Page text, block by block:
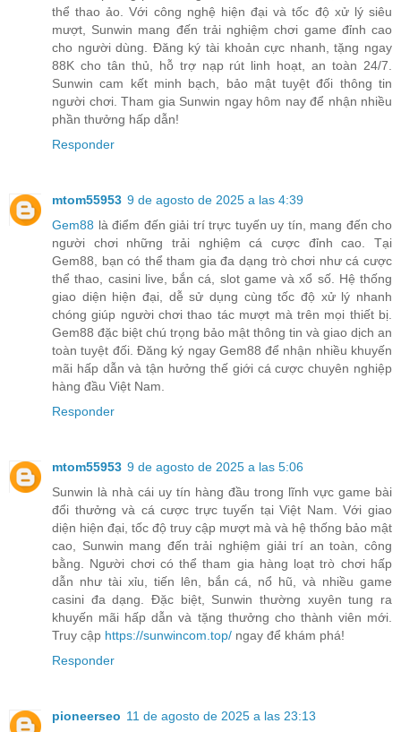
thể thao ảo. Với công nghệ hiện đại và tốc độ xử lý siêu
mượt, Sunwin mang đến trải nghiệm chơi game đỉnh cao
cho người dùng. Đăng ký tài khoản cực nhanh, tặng ngay
88K cho tân thủ, hỗ trợ nạp rút linh hoạt, an toàn 24/7.
Sunwin cam kết minh bạch, bảo mật tuyệt đối thông tin
người chơi. Tham gia Sunwin ngay hôm nay để nhận nhiều
phần thưởng hấp dẫn!
Responder
mtom55953 9 de agosto de 2025 a las 4:39
Gem88 là điểm đến giải trí trực tuyến uy tín, mang đến cho
người chơi những trải nghiệm cá cược đỉnh cao. Tại
Gem88, bạn có thể tham gia đa dạng trò chơi như cá cược
thể thao, casini live, bắn cá, slot game và xổ số. Hệ thống
giao diện hiện đại, dễ sử dụng cùng tốc độ xử lý nhanh
chóng giúp người chơi thao tác mượt mà trên mọi thiết bị.
Gem88 đặc biệt chú trọng bảo mật thông tin và giao dịch an
toàn tuyệt đối. Đăng ký ngay Gem88 để nhận nhiều khuyến
mãi hấp dẫn và tận hưởng thế giới cá cược chuyên nghiệp
hàng đầu Việt Nam.
Responder
mtom55953 9 de agosto de 2025 a las 5:06
Sunwin là nhà cái uy tín hàng đầu trong lĩnh vực game bài
đổi thưởng và cá cược trực tuyến tại Việt Nam. Với giao
diện hiện đại, tốc độ truy cập mượt mà và hệ thống bảo mật
cao, Sunwin mang đến trải nghiệm giải trí an toàn, công
bằng. Người chơi có thể tham gia hàng loạt trò chơi hấp
dẫn như tài xỉu, tiến lên, bắn cá, nổ hũ, và nhiều game
casini đa dạng. Đặc biệt, Sunwin thường xuyên tung ra
khuyến mãi hấp dẫn và tặng thưởng cho thành viên mới.
Truy cập https://sunwincom.top/ ngay để khám phá!
Responder
pioneerseo 11 de agosto de 2025 a las 23:13